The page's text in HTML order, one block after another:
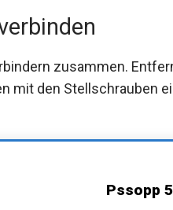
zusammen.
mit den Stellschrauben
Pssopp